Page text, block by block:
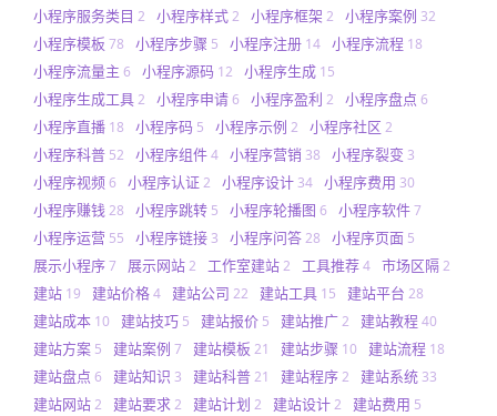
小程序服务类目 2 小程序样式2 小程序框架 2 小程序案例 32
小程序模板 78 小程序步骤 5 小程序注册 14 小程序流程 18
小程序流量主 6 小程序源码 12 小程序生成 15
小程序生成工具2 小程序申请6 小程序盈利 2 小程序盘点 6
小程序直播 18 小程序码 5 小程序示例 2 小程序社区 2
小程序科普 52 小程序组件4 小程序营销 38 小程序裂变 3
小程序视频6 小程序认证2 小程序设计 34 小程序费用 30
小程序赚钱28 小程序跳转 5 小程序轮播图 6 小程序软件7
小程序运营 55 小程序链接 3 小程序问答28 小程序页面 5
展示小程序7 展示网站2 工作室建站2 工具推荐4 市场区隔2
建站 19 建站价格4 建站公司 22 建站工具 15 建站平台 28
建站成本 10 建站技巧 5 建站报价 5 建站推广2 建站教程40
建站方案 5 建站案例 7 建站模板 21 建站步骤 10 建站流程 18
建站盘点 6 建站知识 3 建站科普21 建站程序2 建站系统 33
建站网站2 建站要求2 建站计划 2 建站设计2 建站费用 5